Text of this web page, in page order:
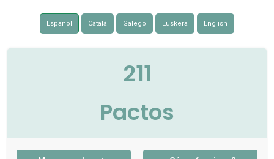
Español Català Galego Euskera English
211
Pactos